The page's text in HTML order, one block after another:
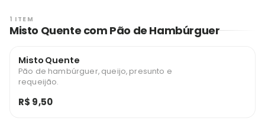
1 ITEM
Misto Quente com Pão de Hambúrguer
Misto Quente
Pão de hambúrguer, queijo, presunto e
requeijão.
R$ 9,50